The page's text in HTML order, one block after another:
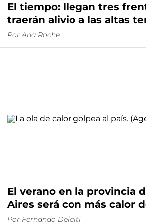
El tiempo: llegan tres
traerán alivio a las altas
Por Ana Roche
El verano en la provincia
Aires será con más calor
Por Fernando Delaiti